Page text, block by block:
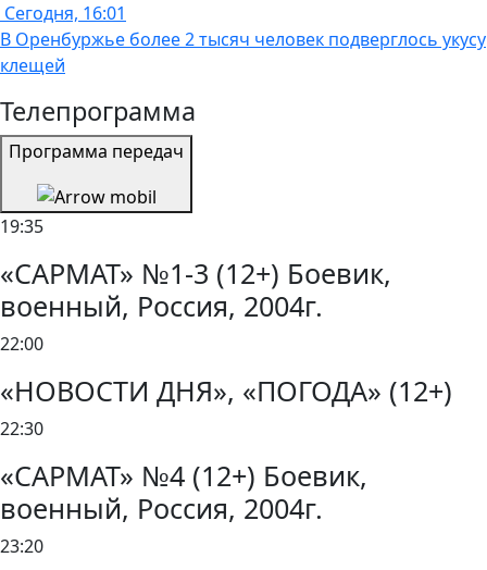
Сегодня, 16:01
В Оренбуржье более 2 тысяч человек подверглось укусу
клещей
Телепрограмма
Программа передач
19:35
«САРМАТ» №1-3 (12+) Боевик,
военный, Россия, 2004г.
22:00
«НОВОСТИ ДНЯ», «ПОГОДА» (12+)
22:30
«САРМАТ» №4 (12+) Боевик,
военный, Россия, 2004г.
23:20